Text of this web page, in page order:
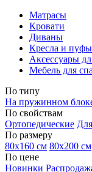
Матрасы
Кровати
Диваны
Кресла и пуфы
Аксессуары
Мебель для
По типу
На пружинном
По свойствам
Ортопедические
По размеру
80х160 см 80х200 см
По цене
Новинки